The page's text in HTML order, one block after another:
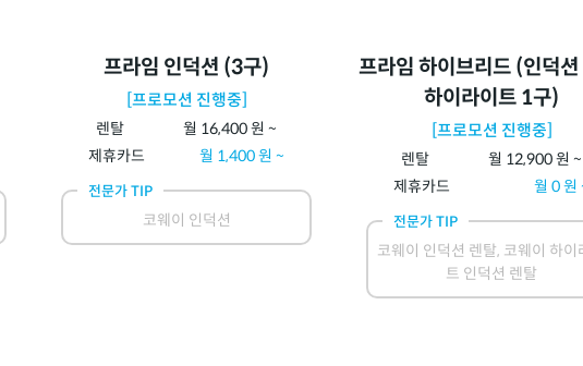
프라임 인덕션 (3구)
[프로모션 진행중]
렌탈 월 16,400원 ~
제휴카드
월 1,400원 ~
전문가 TIP
코웨이 인덕션
프라임 하이브리드 (인덕
하이라이트 1구)
[프로모션 진행중]
렌탈 월 12,900원 ~
제휴카드
월 0원
전문가 TIP
코웨이 인덕션 렌탈, 코웨이 하이
트 인덕션 렌탈